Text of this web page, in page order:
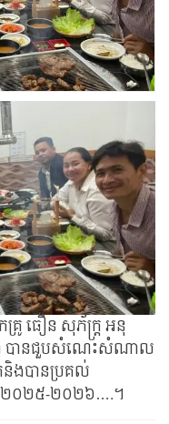
គ្រូ​ ធឿន​​ សុភ័ក្ដ្រ​ អនុ
ញ​ បានជួបសំណេះសំណាល​
ងបានប្រគល់
ថ្មី២០២៥-២០២៦….​។